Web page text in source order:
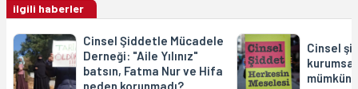
ilgili haberler
Cinsel Şiddetle Mücadele
Derneği: "Aile Yılınız"
batsın, Fatma Nur ve Hifa
neden korunmadı?
Cinsel
mümkün?